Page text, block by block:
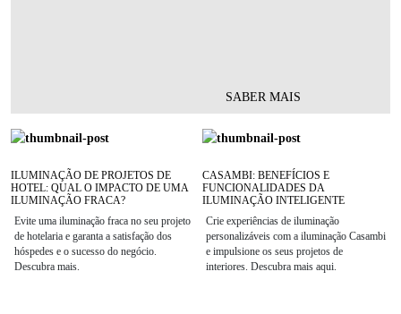
SABER MAIS
ILUMINAÇÃO DE PROJETOS DE
HOTEL: QUAL O IMPACTO DE UMA
ILUMINAÇÃO FRACA?
Evite uma iluminação fraca no seu projeto
de hotelaria e garanta a satisfação dos
hóspedes e o sucesso do negócio.
Descubra mais.
CASAMBI: BENEFÍCIOS E
FUNCIONALIDADES DA
ILUMINAÇÃO INTELIGENTE
Crie experiências de iluminação
personalizáveis com a iluminação Casambi
e impulsione os seus projetos de
interiores. Descubra mais aqui.